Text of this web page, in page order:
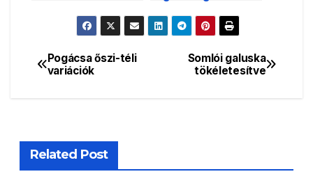
Bejegyzés
Somlói galuska
tökéletesítve
Pogácsa őszi-téli
variációk
Related Post